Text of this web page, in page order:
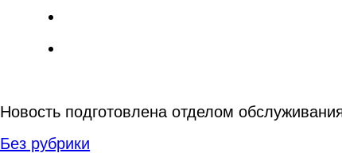
Новость подготовлена отделом
Без рубрики